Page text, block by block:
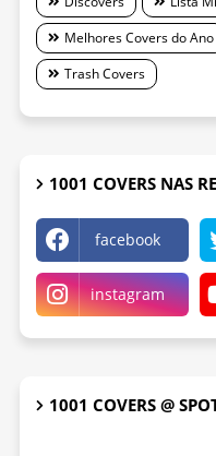
Melhores Covers do Ano
Trash Covers
1001 COVERS NAS
facebook
instagram
1001 COVERS @